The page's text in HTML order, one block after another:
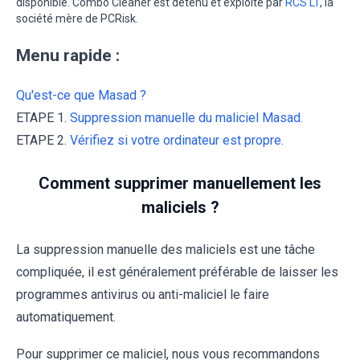
société mère de PCRisk.
Menu rapide :
Qu'est-ce que Masad ?
ETAPE 1. Suppression manuelle du maliciel Masad.
ETAPE 2. Vérifiez si votre ordinateur est propre.
Comment supprimer manuellement les
maliciels ?
La suppression manuelle des maliciels est une tâche
compliquée, il est généralement préférable de laisser les
programmes antivirus ou anti-maliciel le faire
automatiquement.
Pour supprimer ce maliciel, nous vous recommandons